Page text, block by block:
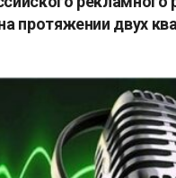
протяжении двух